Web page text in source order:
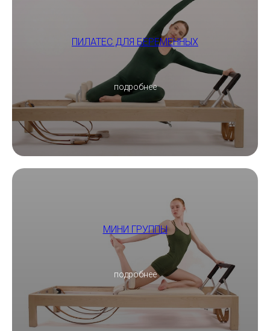
ПИЛАТЕС ДЛЯ БЕРЕМЕННЫХ
подробнее
МИНИ ГРУППЫ
подробнее